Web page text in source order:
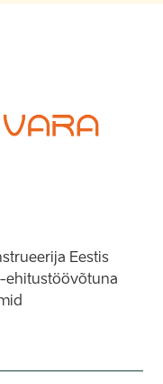
Eestis
ehitustöövõtuna